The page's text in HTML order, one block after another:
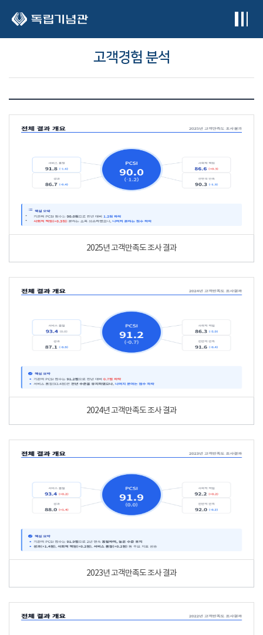
고객경험 분석
2025년 고객만족도 조사 결과
2024년 고객만족도 조사 결과
2023년 고객만족도 조사 결과